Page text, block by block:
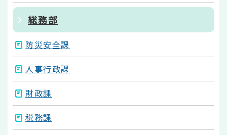
総務部
防災安全課
人事行政課
財政課
税務課